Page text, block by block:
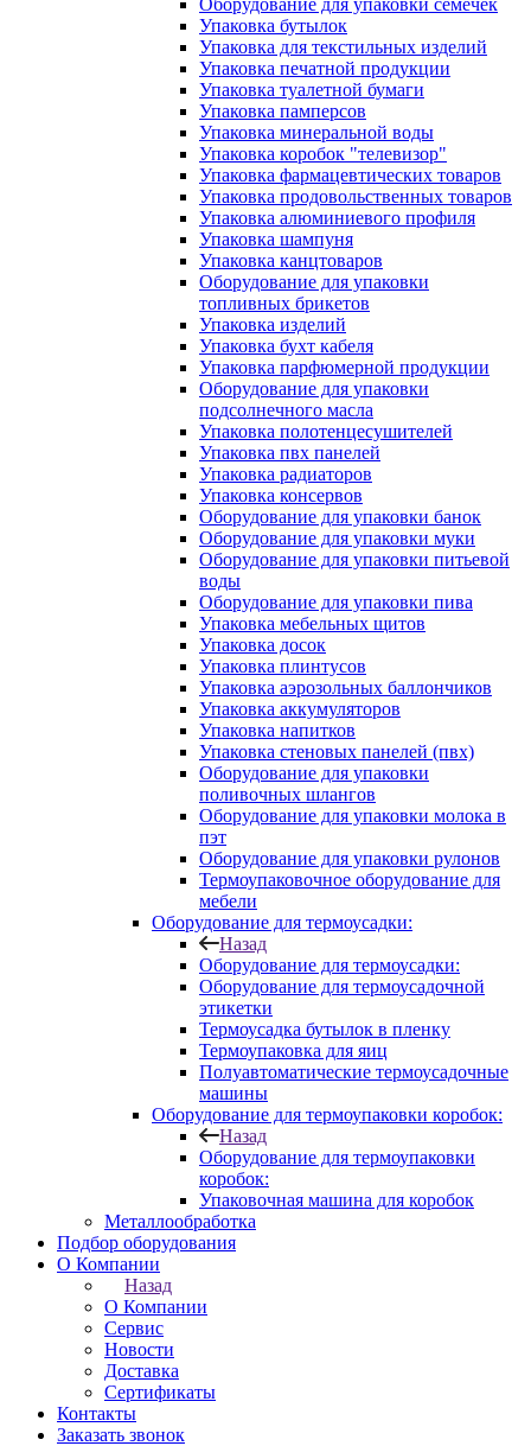
Оборудование для упаковки семечек
Упаковка бутылок
Упаковка для текстильных изделий
Упаковка печатной продукции
Упаковка туалетной бумаги
Упаковка памперсов
Упаковка минеральной воды
Упаковка коробок "телевизор"
Упаковка фармацевтических товаров
Упаковка продовольственных товаров
Упаковка алюминиевого профиля
Упаковка шампуня
Упаковка канцтоваров
Оборудование для упаковки
топливных брикетов
Упаковка изделий
Упаковка бухт кабеля
Упаковка парфюмерной продукции
Оборудование для упаковки
подсолнечного масла
Упаковка полотенцесушителей
Упаковка пвх панелей
Упаковка радиаторов
Упаковка консервов
Оборудование для упаковки банок
Оборудование для упаковки муки
Оборудование для упаковки питьевой
воды
Оборудование для упаковки пива
Упаковка мебельных щитов
Упаковка досок
Упаковка плинтусов
Упаковка аэрозольных баллончиков
Упаковка аккумуляторов
Упаковка напитков
Упаковка стеновых панелей (пвх)
Оборудование для упаковки
поливочных шлангов
Оборудование для упаковки молока в
пэт
Оборудование для упаковки рулонов
Термоупаковочное оборудование для
мебели
Оборудование для термоусадки:
Назад
Оборудование для термоусадки:
Оборудование для термоусадочной
этикетки
Термоусадка бутылок в пленку
Термоупаковка для яиц
Полуавтоматические термоусадочные
машины
Оборудование для термоупаковки коробок:
Назад
Оборудование для термоупаковки
коробок:
Упаковочная машина для коробок
Металлообработка
Подбор оборудования
О Компании
Назад
О Компании
Сервис
Новости
Доставка
Сертификаты
Контакты
Заказать звонок